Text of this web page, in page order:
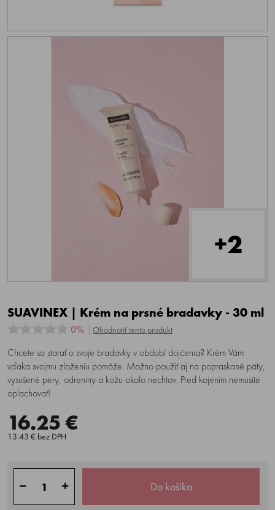
+2
SUAVINEX | Krém na prsné bradavky - 30 ml
0% Ohodnotiť tento produkt
Chcete sa starať o svoje bradavky v období dojčenia? Krém Vám
vďaka svojmu zloženiu pomôže. Možno použiť aj na popraskané päty,
vysušené pery, odreniny a kožu okolo nechtov. Pred kojením nemusíte
oplachovať!
16.25 €
13.43 € bez DPH
Do košíka